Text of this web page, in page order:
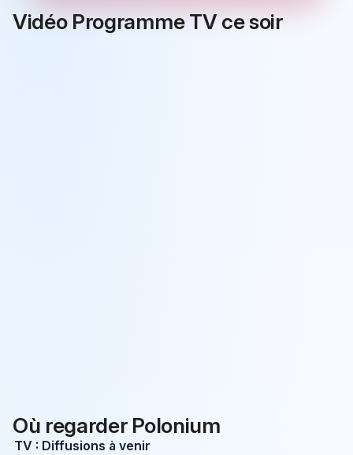
Vidéo Programme TV ce soir
Où regarder Polonium
TV : Diffusions à venir